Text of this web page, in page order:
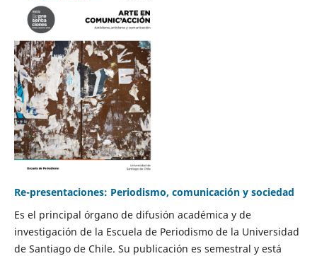
Re-presentaciones: Periodismo, comunicación y sociedad
Es el principal órgano de difusión académica y de
investigación de la Escuela de Periodismo de la Universidad
de Santiago de Chile. Su publicación es semestral y está